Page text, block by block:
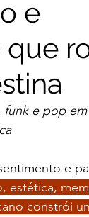
e
que
funk e pop
e
estética,
constrói